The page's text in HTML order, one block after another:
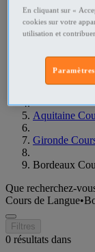
Favoris
Publier une
Accueil
Aquitaine
Gironde
Bordeaux
Que recherchez-
Cours de Langue•
Filtres
0 résultats dans
En cliquant sur «
cookies sur votre
utilisation et